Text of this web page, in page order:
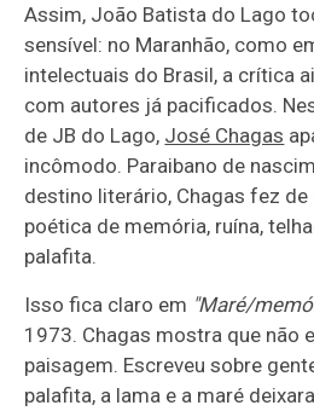
Assim, João Batista do Lago
sensível: no Maranhão, como
intelectuais do Brasil, a crítica
com autores já pacificados.
de JB do Lago, José Chagas
incômodo. Paraibano de
destino literário, Chagas fez de
poética de memória, ruína,
palafita.
Isso fica claro em "Maré/
1973. Chagas mostra que não
paisagem. Escreveu sobre
palafita, a lama e a maré